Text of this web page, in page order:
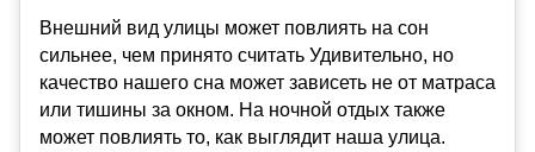
Внешний вид улицы может повлиять на сон
сильнее, чем принято считать Удивительно, но
качество нашего сна может зависеть не от матраса
или тишины за окном. На ночной отдых также
может повлиять то, как выглядит наша улица.